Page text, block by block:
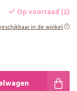
Op voorraad (2)
in de winkel